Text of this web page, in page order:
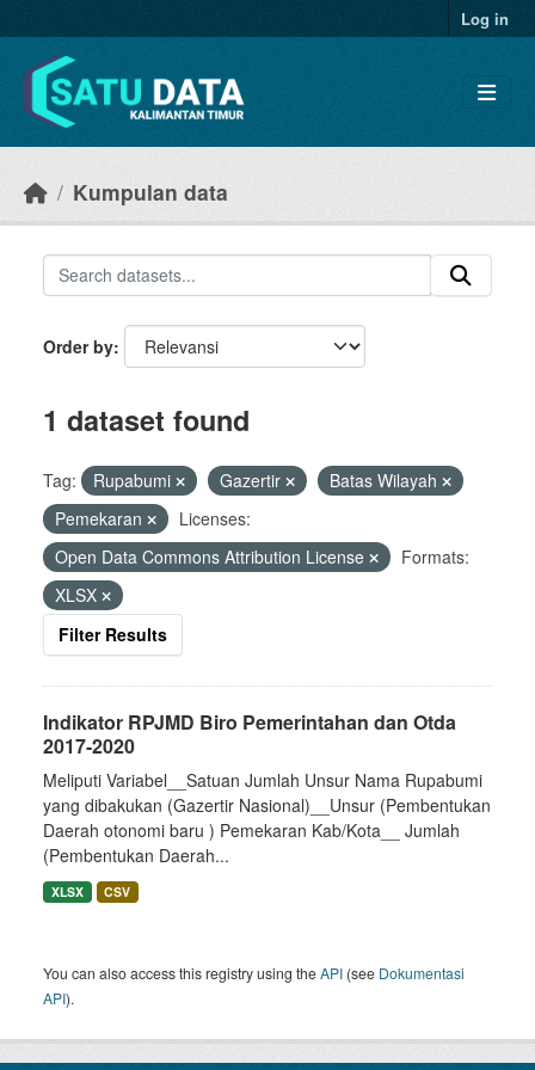
Log in
Kumpulan data
Order by
1 dataset found
Tag: Rupabumi Gazertir
Batas Wilayah
Pemekaran
Licenses:
Open Data Commons Attribution License
Formats:
XLSX
Filter Results
Indikator RPJMD Biro Pemerintahan dan Otda
2017-2020
Meliputi Variabel__Satuan Jumlah Unsur Nama Rupabumi
yang dibakukan (Gazertir Nasional)__Unsur (Pembentukan
Daerah otonomi baru ) Pemekaran Kab/Kota__ Jumlah
(Pembentukan Daerah...
XLSX CSV
You can also access this registry using theAPI (see Dokumentasi
API).